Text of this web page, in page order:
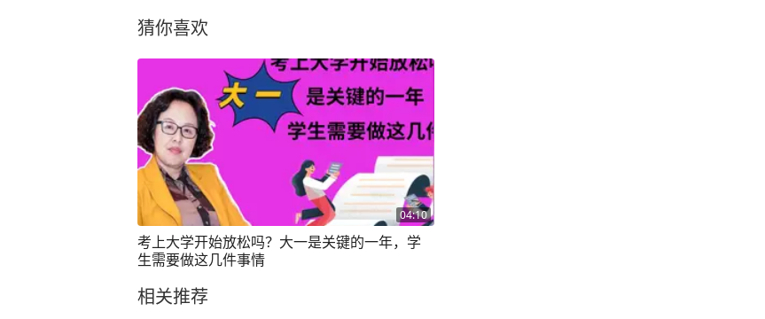
猜你喜欢
04:10
考上大学开始放松吗？大一是关键的一年，学
生需要做这几件事情
相关推荐